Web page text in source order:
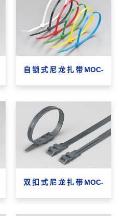
自锁式尼龙扎带MOC-
双扣式尼龙扎带MOC-